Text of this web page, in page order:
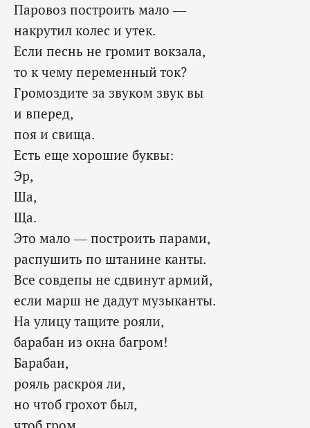
Паровоз построить мало —
накрутил колес и утек.
Если песнь не громит вокзала,
то к чему переменный ток?
Громоздите за звуком звук вы
и вперед,
поя и свища.
Есть еще хорошие буквы:
Эр,
Ша,
Ща.
Это мало — построить парами,
распушить по штанине канты.
Все совдепы не сдвинут армий,
если марш не дадут музыканты.
На улицу тащите рояли,
барабан из окна багром!
Барабан,
рояль раскроя ли,
но чтоб грохот был,